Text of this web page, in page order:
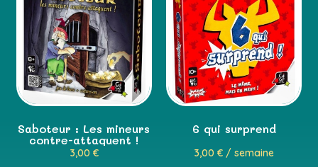
Saboteur : Les mineurs
contre-attaquent !
3,00 €
6 qui surprend
3,00€ / semaine